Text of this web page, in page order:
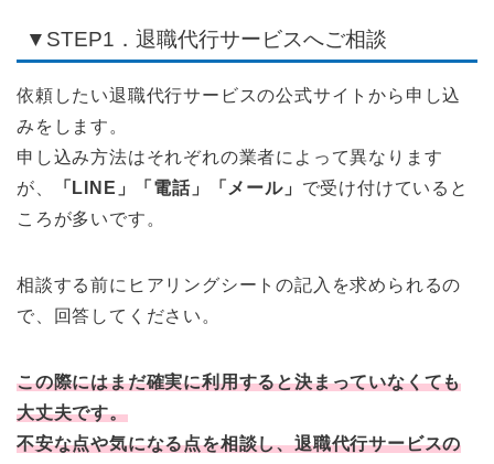
▼STEP1．退職代行サービスへご相談
依頼したい退職代行サービスの公式サイトから申し込
みをします。
申し込み方法はそれぞれの業者によって異なります
が、
「LINE」「電話」「メール」 で受け付けていると
ころが多いです。
相談する前にヒアリングシートの記入を求められるの
で、回答してください。
この際にはまだ確実に利用すると決まっていなくても
大丈夫です。
不安な点や気になる点を相談し、退職代行サービスの